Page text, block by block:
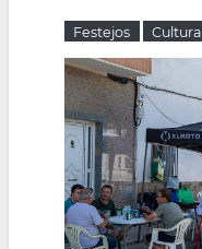
navegación
Festejos Cultura